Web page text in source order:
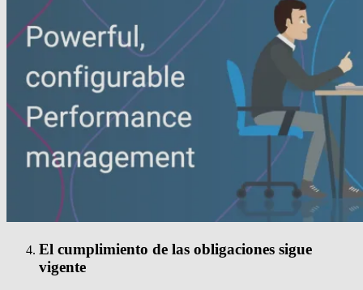
El cumplimiento de las obligaciones sigue
vigente